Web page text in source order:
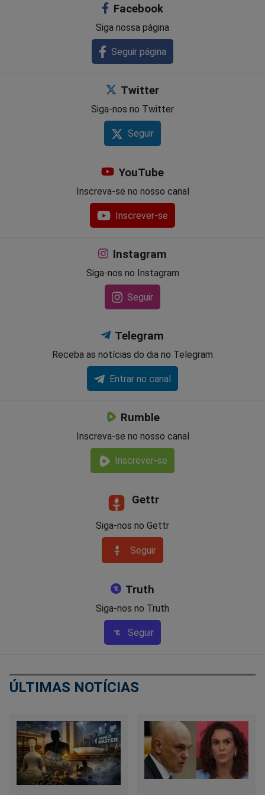
WhatsappTwitterMessenger
Facebook
Siga nossa página
Seguir página
Twitter
Siga-nos no Twitter
Seguir
YouTube
Inscreva-se no nosso canal
Inscrever-se
Instagram
Siga-nos no Instagram
Seguir
Telegram
Receba as notícias do dia no Telegram
Entrar no canal
Rumble
Inscreva-se no nosso canal
Inscrever-se
Gettr
Siga-nos no Gettr
Seguir
Truth
Siga-nos no Truth
Seguir
ÚLTIMAS NOTÍCIAS